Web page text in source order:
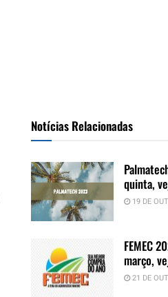
Notícias Relacionadas
quinta,
19 DE
FEMEC
março,
21 DE